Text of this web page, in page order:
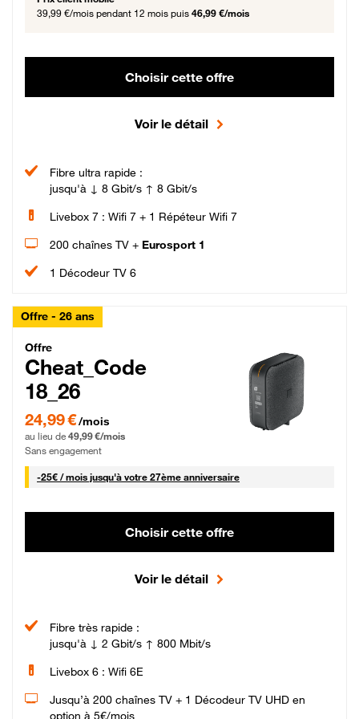
39,99 €/mois pendant 12 mois puis 46,99 €/mois
Choisir cette offre
Voir le détail
Fibre ultra rapide :
jusqu'à ↓ 8 Gbit/s ↑ 8 Gbit/s
Livebox 7 : Wifi 7 + 1 Répéteur Wifi 7
200 chaînes TV + Eurosport 1
1 Décodeur TV 6
Offre - 26 ans
Cheat_Code Fibre_18_26
Offre
Cheat_Code
18_26
24,99 € par mois pendant 0 mois puis 49,99 € par mois, Sans engagement
24,99 €/mois
au lieu de 49,99 €/mois
Sans engagement
-25€ / mois25 € par mois
jusqu'à votre 27ème anniversaire
Choisir cette offre
Voir le détail
Fibre très rapide :
jusqu'à ↓ 2 Gbit/s ↑ 800 Mbit/s
Livebox 6 : Wifi 6E
Jusqu’à 200 chaînes TV + 1 Décodeur TV UHD en
option à 5€/mois